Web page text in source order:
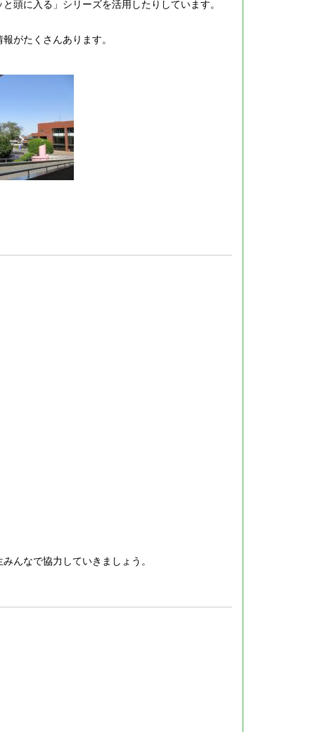
頭に入る」シリーズを活用したりしています。
がたくさんあります。
んなで協力していきましょう。